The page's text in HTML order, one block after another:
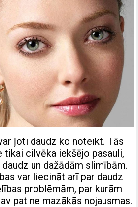
ļoti daudz ko noteikt. Tās
tikai cilvēka iekšējo pasauli,
un dažādām slimībām.
var liecināt arī par daudz
problēmām, par kurām
pat ne mazākās nojausmas.